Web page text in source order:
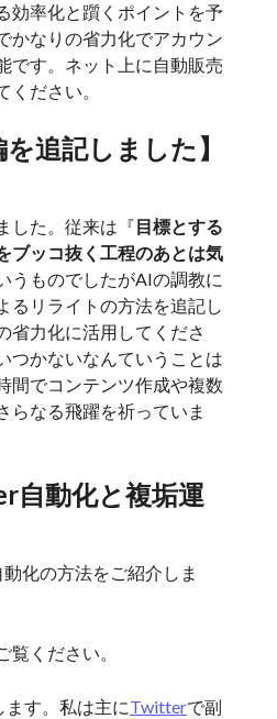
効率化と躓くポイントを予
かなりの省力化でアカウン
です。ネット上に自動販売
ださい。
追記しました】
した。従来は『目標とする
ブッコ抜く工程のあとは気
うものでしたがAIの調教に
るリライトの方法を追記し
省力化に活用してくださ
つかないなんていうことは
間でコンテンツ作成や複数
らなる飛躍を祈っていま
自動化と複垢運
化の方法をご紹介しま
覧ください。
す。私は主にTwitterで副